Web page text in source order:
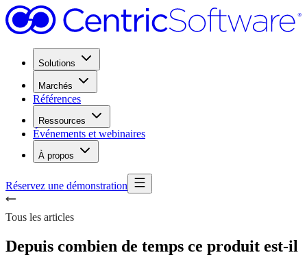
Solutions
Marchés
Références
Ressources
Événements et webinaires
À propos
Réservez une démonstration
Tous les articles
Depuis combien de temps ce produit est-il